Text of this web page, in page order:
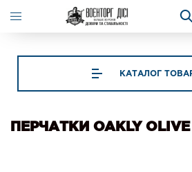
КАТАЛОГ
ПЕРЧАТКИ OAKLY